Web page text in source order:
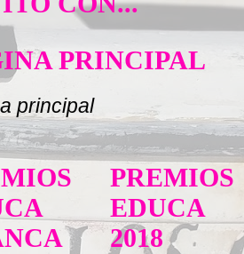
PRINCIPAL
principal
PREMIOS
EDUCA
2018